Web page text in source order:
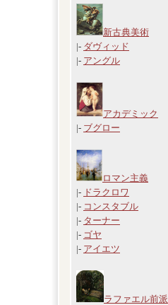
新古典美術
|- ダヴィッド
|- アングル
アカデミック
|- ブグロー
ロマン主義
|- ドラクロワ
|- コンスタブル
|- ターナー
|- ゴヤ
|- アイエツ
ラファエル前派